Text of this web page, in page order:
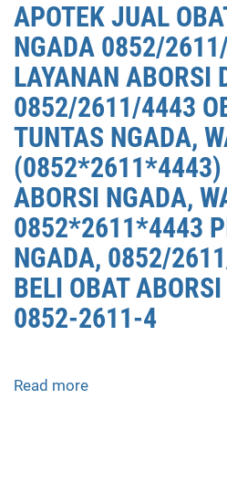
APOTEK JUAL
NGADA 0852/
LAYANAN ABORSI
0852/2611/4443
TUNTAS NGADA,
(0852*2611*4443)
ABORSI NGADA,
0852*2611*4443
NGADA, 0852/
BELI OBAT
0852-2611-4
Read more